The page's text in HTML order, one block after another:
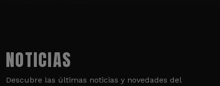
NOTICIAS
Descubre las últimas noticias y novedades del